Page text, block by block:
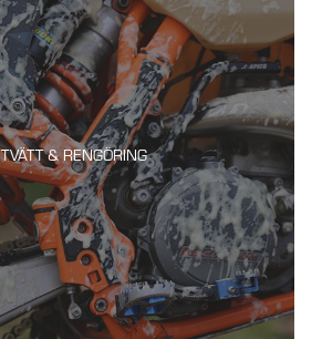
TVÄTT & RENGÖRING